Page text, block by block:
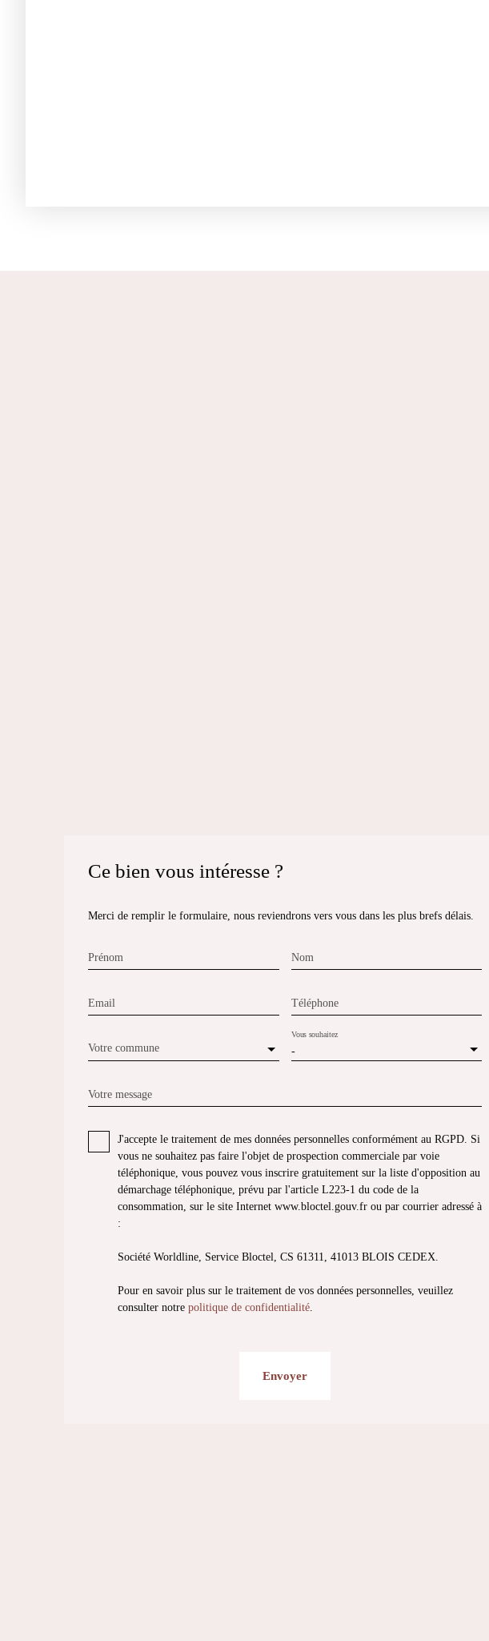
Ce bien vous intéresse ?
Merci de remplir le formulaire, nous reviendrons vers vous dans les plus brefs délais.
Prénom Nom
Email Téléphone
Votre commune -
Vous souhaitez
Votre message
J'accepte le traitement de mes données personnelles conformément au RGPD. Si
vous ne souhaitez pas faire l'objet de prospection commerciale par voie
téléphonique, vous pouvez vous inscrire gratuitement sur la liste d'opposition au
démarchage téléphonique, prévu par l'article L223-1 du code de la
consommation, sur le site Internet www.bloctel.gouv.fr ou par courrier adressé à
:
Société Worldline, Service Bloctel, CS 61311, 41013 BLOIS CEDEX.
Pour en savoir plus sur le traitement de vos données personnelles, veuillez
consulter notre politique de confidentialité
Envoyer